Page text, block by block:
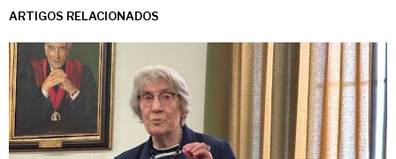
ARTIGOS RELACIONADOS